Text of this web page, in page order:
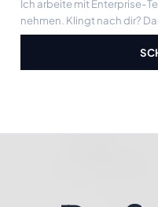
Ich arbeite mit Enterprise-
nehmen. Klingt nach dir?